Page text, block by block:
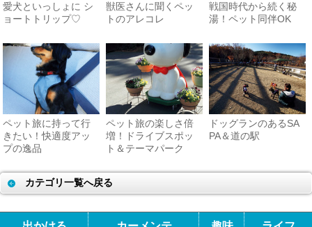
愛犬といっしょに シ
ョートトリップ♡
獣医さんに聞くペッ
トのアレコレ
戦国時代から続く秘
湯！ペット同伴OK
ペット旅に持って行
きたい！快適度アッ
プの逸品
ペット旅の楽しさ倍
増！ドライブスポッ
ト＆テーマパーク
ドッグランのあるSA
PA＆道の駅
カテゴリ一覧へ戻る